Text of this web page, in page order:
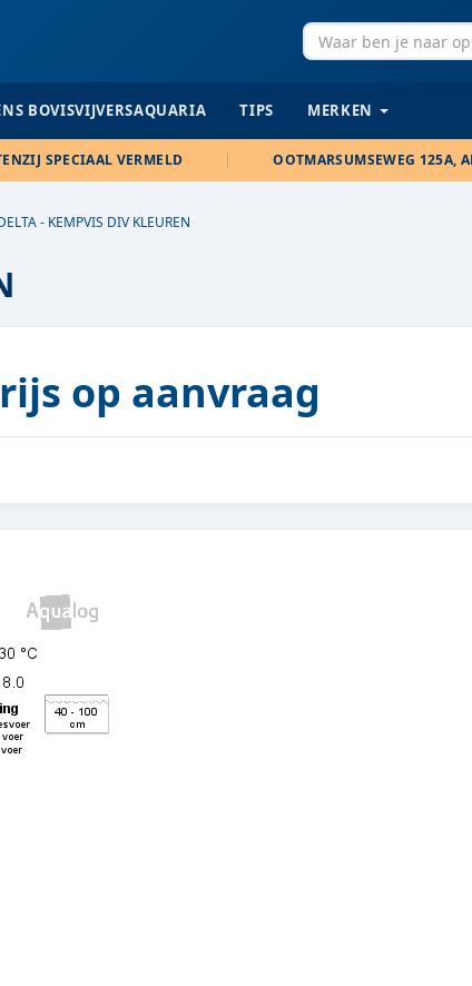
BOVISVIJVERSAQUARIA TIPS MERKEN
SPECIAAL VERMELD OOTMARSUMSEWEG 125A,
- KEMPVIS DIV KLEUREN
op aanvraag